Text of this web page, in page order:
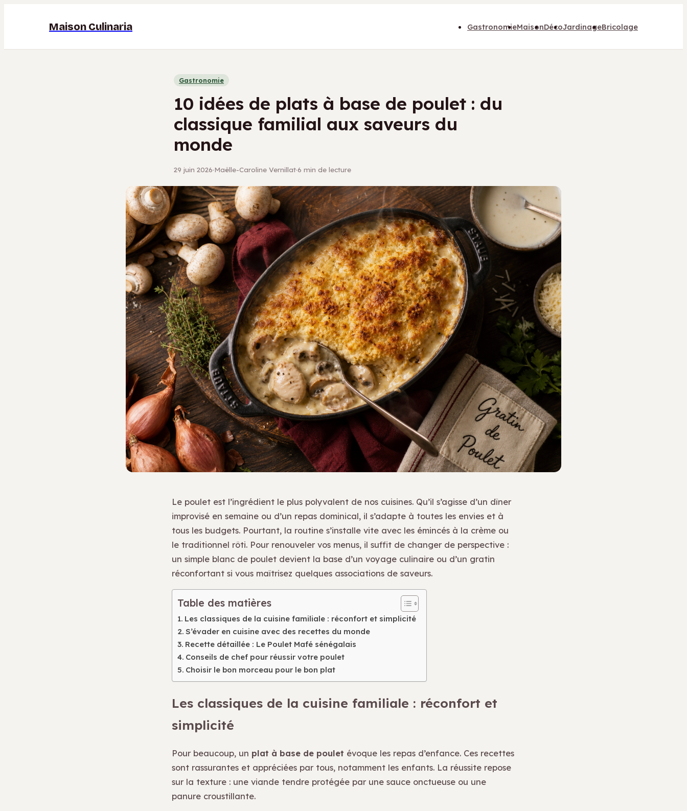
Maison Culinaria GastronomieMaisonDécoJardinageBricolage
Gastronomie
10 idées de plats à base de poulet : du
classique familial aux saveurs du
monde
29 juin 2026·Maëlle-Caroline Vernillat·6 min de lecture
Le poulet est l’ingrédient le plus polyvalent de nos cuisines. Qu’il s’agisse d’un dîner
improvisé en semaine ou d’un repas dominical, il s’adapte à toutes les envies et à
tous les budgets. Pourtant, la routine s’installe vite avec les émincés à la crème ou
le traditionnel rôti. Pour renouveler vos menus, il suffit de changer de perspective :
un simple blanc de poulet devient la base d’un voyage culinaire ou d’un gratin
réconfortant si vous maîtrisez quelques associations de saveurs.
Table des matières
Les classiques de la cuisine familiale : réconfort et simplicité
S’évader en cuisine avec des recettes du monde
Recette détaillée : Le Poulet Mafé sénégalais
Conseils de chef pour réussir votre poulet
Choisir le bon morceau pour le bon plat
Les classiques de la cuisine familiale : réconfort et
simplicité
Pour beaucoup, un plat à base de poulet évoque les repas d’enfance. Ces recettes
sont rassurantes et appréciées par tous, notamment les enfants. La réussite repose
sur la texture : une viande tendre protégée par une sauce onctueuse ou une
panure croustillante.